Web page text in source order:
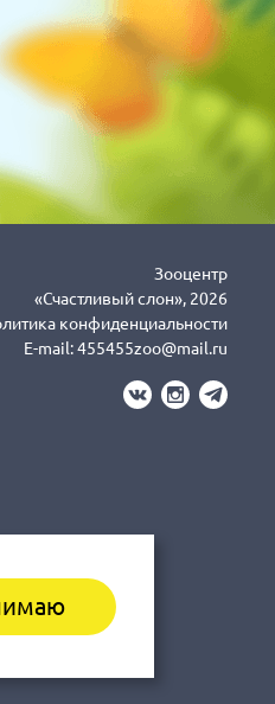
Зооцентр
«Счастливый слон», 2026
конфиденциальности
E-mail:455455zoo@mail.ru